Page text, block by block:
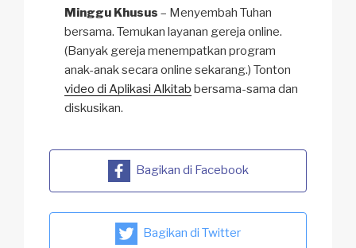
Minggu Khusus – Menyembah Tuhan
bersama. Temukan layanan gereja online.
(Banyak gereja menempatkan program
anak-anak secara online sekarang.) Tonton
video di Aplikasi Alkitab bersama-sama dan
diskusikan.
Bagikan di Facebook
Bagikan di Twitter